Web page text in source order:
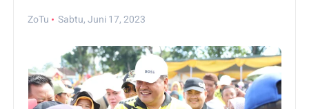
ZoTu Sabtu, Juni 17, 2023